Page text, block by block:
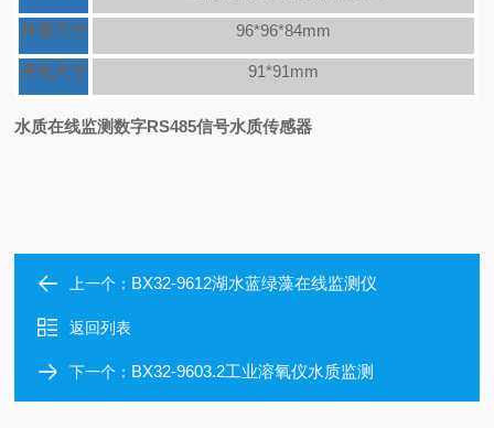
外形尺寸 96*96*84mm
开孔尺寸 91*91mm
水质在线监测数字RS485信号水质传感器
上一个： BX32-9612湖水蓝绿藻在线监测仪
返回列表
下一个： BX32-9603.2工业溶氧仪水质监测